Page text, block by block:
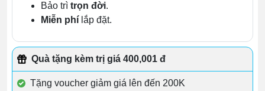
Bảo trì trọn đời.
Miễn phí lắp đặt.
Quà tặng kèm trị giá 400,001 đ
Tặng voucher giảm giá lên đến 200K